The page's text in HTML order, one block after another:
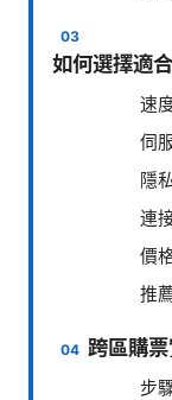
如何選擇適
速
伺
隱
連
價
推
跨區購
步